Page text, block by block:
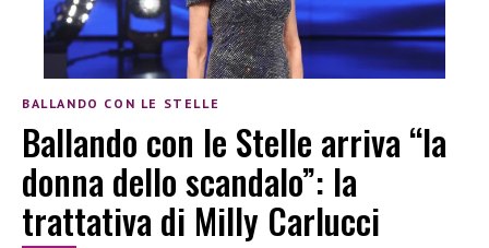
BALLANDO CON LE STELLE
Ballando con le Stelle arriva “la
donna dello scandalo”: la
trattativa di Milly Carlucci